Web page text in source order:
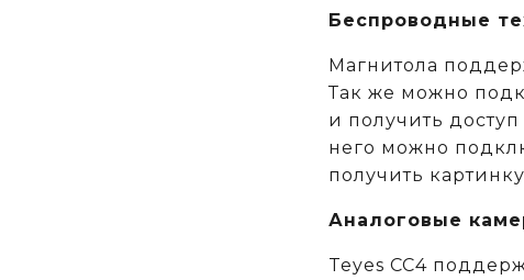
Беспроводные
Магнитола
Так же можно
и получить
него можно
получить
Аналоговые
Teyes CC4